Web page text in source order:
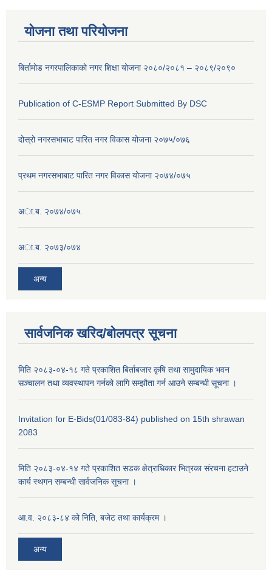
योजना तथा परियोजना
बिर्तामोड नगरपालिकाको नगर शिक्षा योजना २०८०/२०८१ – २०८९/२०९०
Publication of C-ESMP Report Submitted By DSC
दोस्रो नगरसभाबाट पारित नगर विकास योजना २०७५/०७६
प्रथम नगरसभाबाट पारित नगर विकास योजना २०७४/०७५
अा.ब. २०७४/०७५
अा.ब. २०७३/०७४
अन्य
सार्वजनिक खरिद/बोलपत्र सूचना
मिति २०८३-०४-१८ गते प्रकाशित बिर्ताबजार कृषि तथा सामुदायिक भवन
सञ्चालन तथा व्यवस्थापन गर्नको लागि सम्झौता गर्न आउने सम्बन्धी सूचना ।
Invitation for E-Bids(01/083-84) published on 15th shrawan
2083
मिति २०८३-०४-१४ गते प्रकाशित सडक क्षेत्राधिकार भित्रका संरचना हटाउने
कार्य स्थगन सम्बन्धी सार्वजनिक सूचना ।
आ.व. २०८३-८४ को निति, बजेट तथा कार्यक्रम ।
अन्य